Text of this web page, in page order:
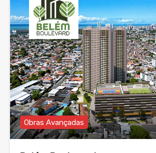
Obras Avançadas